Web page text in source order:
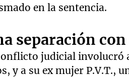
en la sentencia.
separación
judicial involucró
y a su ex mujer P.V.T.,